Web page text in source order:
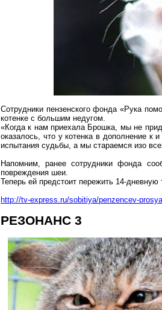
Сотрудники пензенского фонда «Рука
котенке с большим недугом.
«Когда к нам приехала Брошка, мы не
оказалось, что у котенка в дополнение к
испытания судьбы, а мы стараемся изо
Напомним, ранее сотрудники фонда
повреждения шеи.
Теперь ей предстоит пережить 14-
http://tv-express.ru/sobitiya/penzencev-
РЕЗОНАНС 3